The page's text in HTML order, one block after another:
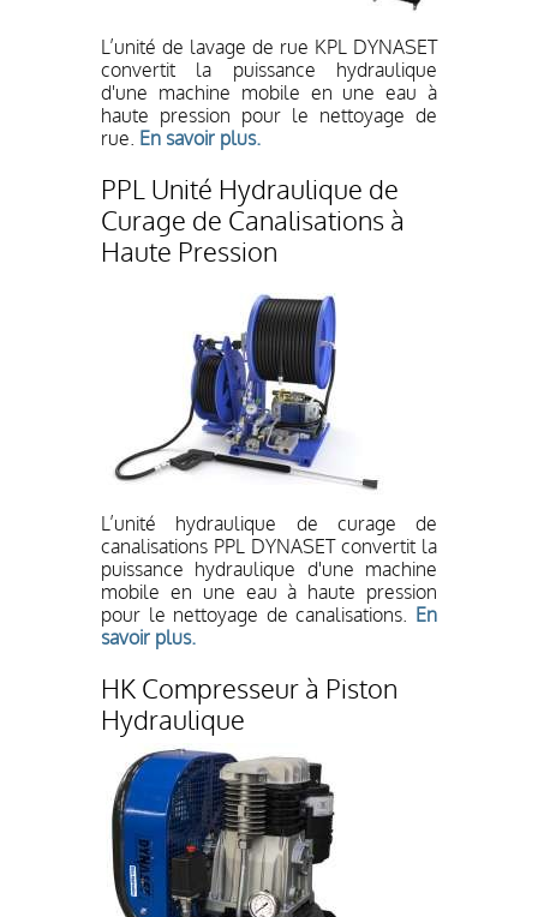
L’unité de lavage de rue KPL DYNASET
convertit la puissance hydraulique
d'une machine mobile en une eau à
haute pression pour le nettoyage de
rue. En savoir plus.
PPL Unité Hydraulique de
Curage de Canalisations à
Haute Pression
L’unité hydraulique de curage de
canalisations PPL DYNASET convertit la
puissance hydraulique d'une machine
mobile en une eau à haute pression
pour le nettoyage de canalisations. En
savoir plus.
HK Compresseur à Piston
Hydraulique